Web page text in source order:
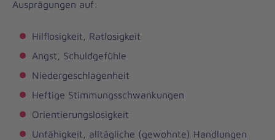
Ausprägungen auf:
Hilflosigkeit, Ratlosigkeit
Angst, Schuldgefühle
Niedergeschlagenheit
Heftige Stimmungsschwankungen
Orientierungslosigkeit
Unfähigkeit, alltägliche (gewohnte) Handlungen